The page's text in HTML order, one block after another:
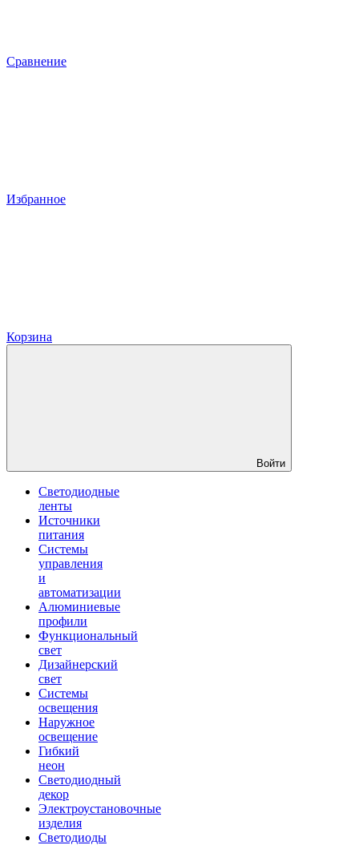
Сравнение
Избранное
Корзина
Войти
Светодиодные
ленты
Источники
питания
Системы
управления
и
автоматизации
Алюминиевые
профили
Функциональный
свет
Дизайнерский
свет
Системы
освещения
Наружное
освещение
Гибкий
неон
Светодиодный
декор
Электроустановочные
изделия
Светодиоды